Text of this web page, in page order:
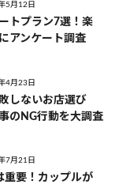
5月12日
トプラン7選！楽
アンケート調査
4月23日
しないお店選び
のNG行動を大調査
7月21日
重要！カップルが